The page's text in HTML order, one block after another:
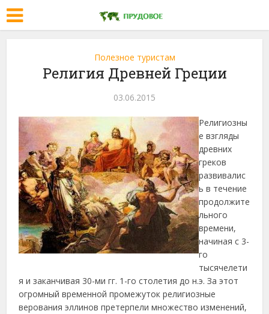
Полезное туристам
Религия Древней Греции
03.06.2015
Религиозны
е взгляды
древних
греков
развивалис
ь в течение
продолжите
льного
времени,
начиная с 3-
го
тысячелети
я и заканчивая 30-ми гг. 1-го столетия до н.э. За этот
огромный временной промежуток религиозные
верования эллинов претерпели множество изменений,